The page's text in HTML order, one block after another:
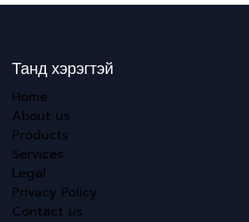
Танд хэрэгтэй
Home
About us
Products
Services
Legal
Privacy Policy
Contact us